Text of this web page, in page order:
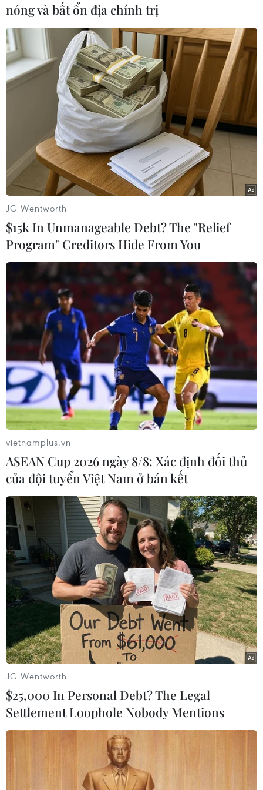
#Hyundai Motor Americ #Thu hồi xe
#Dây đai an toàn
#thiết bị thắt dây an toàn #va chạm Mỹ
Theo dõi VietnamPlus
TIN LIÊN QUAN
Đức yêu cầu hãng Daimler thu hồi thêm
170.000 xe động cơ diesel
13/06/2020 03:42
Các mẫu xe cũ với tiêu chuẩn khí thải Euro 5, trong đó
có khoảng 60.000 xe ở Đức, nằm trong diện phải thu
hồi do công nghệ xả thải của các xe này không đáp
ứng tiêu chuẩn môi trường.
nóng và bất ổn địa chính trị
JG Wentworth
$15k In Unmanageable Debt? The "Relief
Program" Creditors Hide From You
vietnamplus.vn
ASEAN Cup 2026 ngày 8/8: Xác định đối thủ
của đội tuyển Việt Nam ở bán kết
JG Wentworth
$25,000 In Personal Debt? The Legal
Settlement Loophole Nobody Mentions